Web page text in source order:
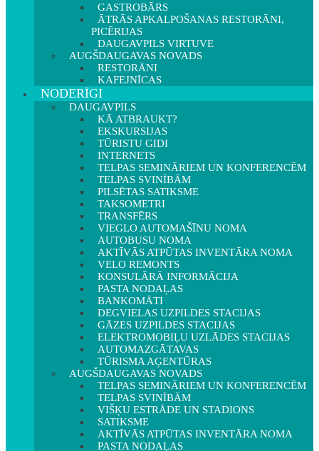
GASTROBĀRS
ĀTRĀS APKALPOŠANAS RESTORĀNI,
PICĒRIJAS
DAUGAVPILS VIRTUVE
AUGŠDAUGAVAS NOVADS
RESTORĀNI
KAFEJNĪCAS
NODERĪGI
DAUGAVPILS
KĀ ATBRAUKT?
EKSKURSIJAS
TŪRISTU GIDI
INTERNETS
TELPAS SEMINĀRIEM UN KONFERENCĒM
TELPAS SVINĪBĀM
PILSĒTAS SATIKSME
TAKSOMETRI
TRANSFĒRS
VIEGLO AUTOMAŠĪNU NOMA
AUTOBUSU NOMA
AKTĪVĀS ATPŪTAS INVENTĀRA NOMA
VELO REMONTS
KONSULĀRĀ INFORMĀCIJA
PASTA NODAĻAS
BANKOMĀTI
DEGVIELAS UZPILDES STACIJAS
GĀZES UZPILDES STACIJAS
ELEKTROMOBIĻU UZLĀDES STACIJAS
AUTOMAZGĀTAVAS
TŪRISMA AĢENTŪRAS
AUGŠDAUGAVAS NOVADS
TELPAS SEMINĀRIEM UN KONFERENCĒM
TELPAS SVINĪBĀM
VIŠĶU ESTRĀDE UN STADIONS
SATIKSME
AKTĪVĀS ATPŪTAS INVENTĀRA NOMA
PASTA NODAĻAS